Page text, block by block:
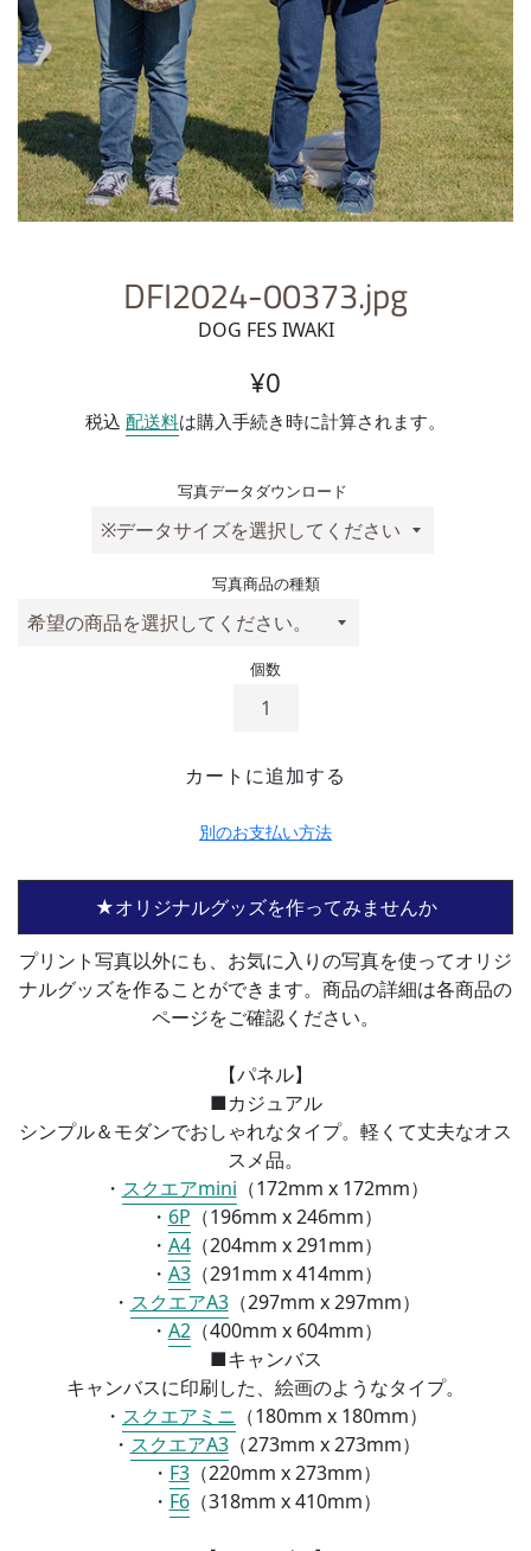
DFI2024-00373.jpg
DOG FES IWAKI
通常価格
¥0
税込 配送料は購入手続き時に計算されます。
写真データダウンロード
写真商品の種類
個数
カートに追加する
別のお支払い方法
★オリジナルグッズを作ってみませんか
プリント写真以外にも、お気に入りの写真を使ってオリジ
ナルグッズを作ることができます。商品の詳細は各商品の
ページをご確認ください。
【パネル】
■カジュアル
シンプル＆モダンでおしゃれなタイプ。軽くて丈夫なオス
スメ品。
・ スクエアmini （172mm x 172mm）
・ 6P （196mm x 246mm）
・ A4（204mm x 291mm）
・ A3（291mm x 414mm）
・ スクエアA3（297mm x 297mm）
・ A2（400mm x 604mm）
■キャンバス
キャンバスに印刷した、絵画のようなタイプ。
・ スクエアミニ （180mm x 180mm）
・ スクエアA3（273mm x 273mm）
・ F3（220mm x 273mm）
・ F6（318mm x 410mm）